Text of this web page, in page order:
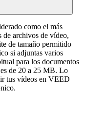
como el más
de archivos de vídeo,
de tamaño permitido
si adjuntas varios
para los documentos
de 20 a 25 MB. Lo
tus vídeos en VEED